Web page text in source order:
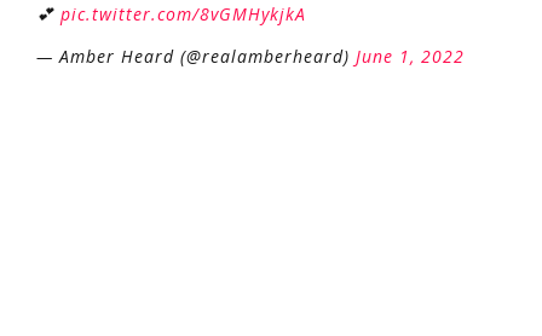
💕 pic.twitter.com/8vGMHykjkA
— Amber Heard (@realamberheard) June 1, 2022